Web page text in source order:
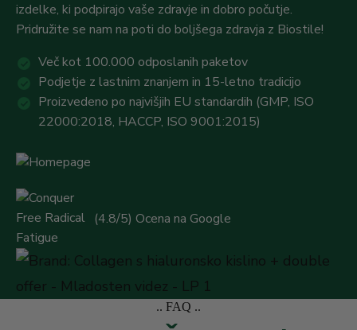
izdelke, ki podpirajo vaše zdravje in dobro počutje.
Pridružite se nam na poti do boljšega zdravja z Biostile!
Več kot 100.000 odposlanih paketov
Podjetje z lastnim znanjem in 15-letno tradicijo
Proizvedeno po najvišjih EU standardih (GMP, ISO
22000:2018, HACCP, ISO 9001:2015)
(4.8/5) Ocena na Google
.. FAQ ..